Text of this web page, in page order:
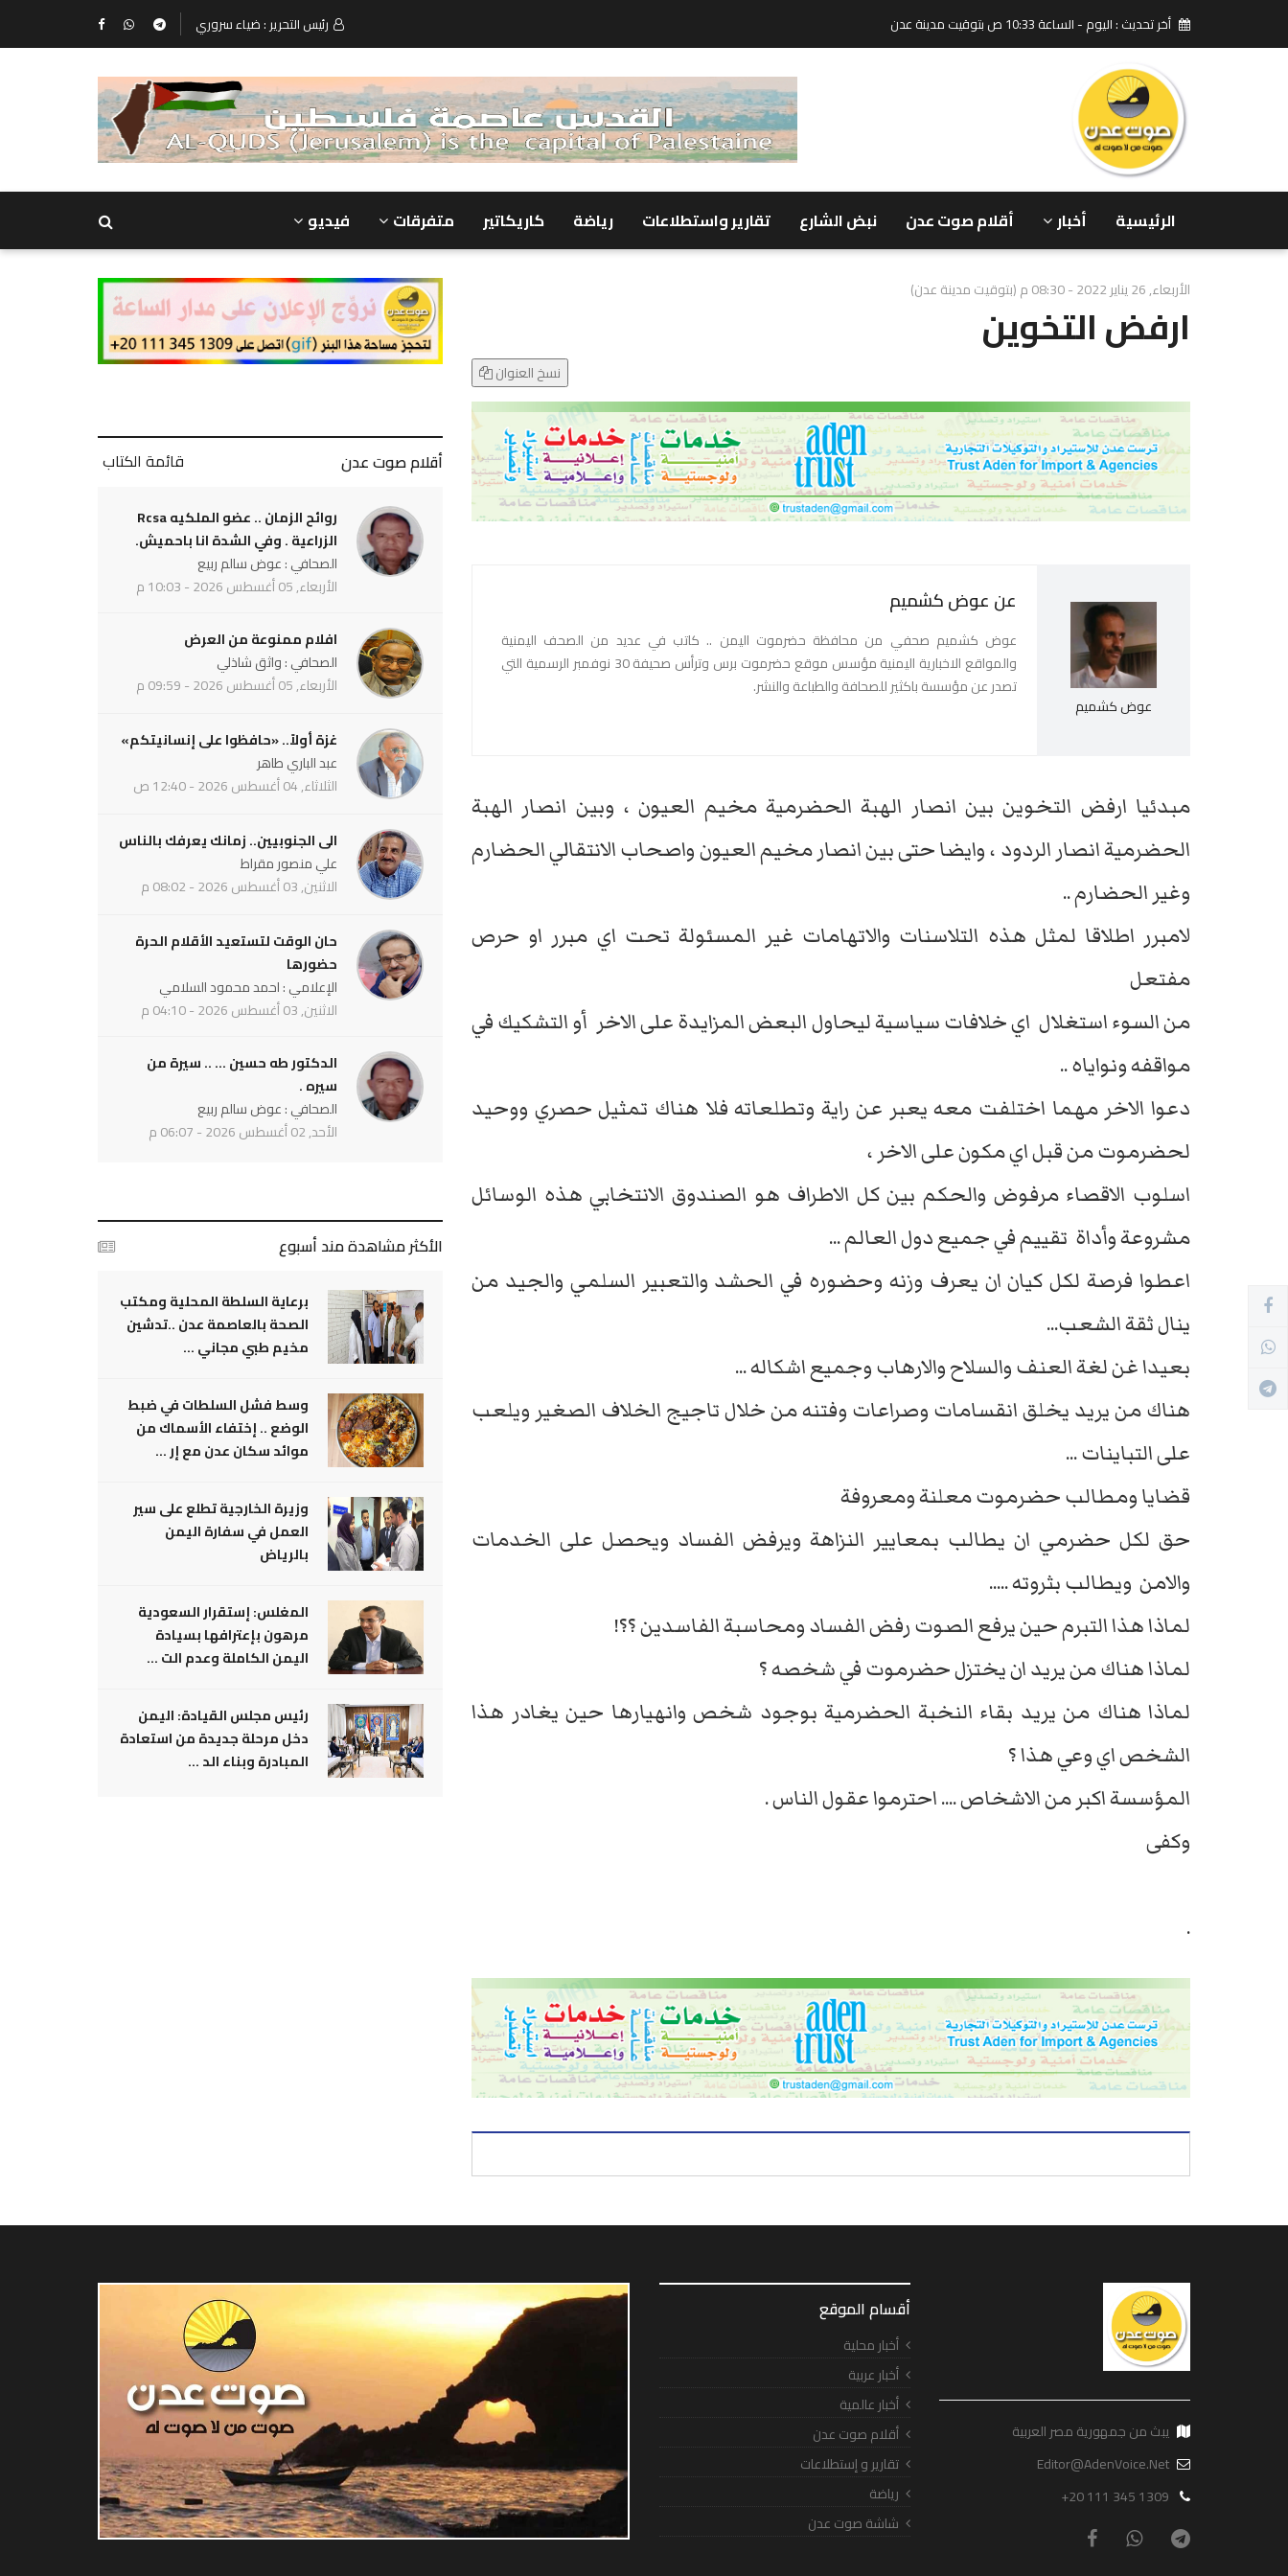
أخر تحديث : اليوم - الساعة 10:33 ص بتوقيت مدينة عدن رئيس التحرير : ضياء سروري
الرئيسية أخبار أقلام صوت عدن نبض الشارع تقارير واستطلاعات رياضة كاريكاتير متفرقات فيديو
الأربعاء, 26 يناير 2022 - 08:30 م (بتوقيت مدينة عدن)
ارفض التخوين
نسخ العنوان
عوض كشميم
عن عوض كشميم
عوض كشميم صحفي من محافظة حضرموت اليمن .. كاتب في عديد من الصحف اليمنية
والمواقع الاخبارية اليمنية مؤسس موقع حضرموت برس وترأس صحيفة 30 نوفمبر الرسمية التي
تصدر عن مؤسسة باكثير للصحافة والطباعة والنشر.
مبدئيا ارفض التخوين بين انصار الهبة الحضرمية مخيم العيون ، وبين انصار الهبة
الحضرمية انصار الردود ، وايضا حتى بين انصار مخيم العيون واصحاب الانتقالي الحضارم
وغير الحضارم ..
لامبرر اطلاقا لمثل هذه التلاسنات والاتهامات غير المسئولة تحت اي مبرر او حرص
مفتعل
من السوء استغلال اي خلافات سياسية ليحاول البعض المزايدة على الاخر أو التشكيك في
مواقفه ونواياه ..
دعوا الاخر مهما اختلفت معه يعبر عن راية وتطلعاته فلا هناك تمثيل حصري ووحيد
لحضرموت من قبل اي مكون على الاخر ،
اسلوب الاقصاء مرفوض والحكم بين كل الاطراف هو الصندوق الانتخابي هذه الوسائل
مشروعة وأداة تقييم في جميع دول العالم ...
اعطوا فرصة لكل كيان ان يعرف وزنه وحضوره في الحشد والتعبير السلمي والجيد من
ينال ثقة الشعب...
بعيدا غن لغة العنف والسلاح والارهاب وجميع اشكاله ...
هناك من يريد يخلق انقسامات وصراعات وفتنه من خلال تاجيج الخلاف الصغير ويلعب
على التباينات ...
قضايا ومطالب حضرموت معلنة ومعروفة
حق لكل حضرمي ان يطالب بمعايير النزاهة ويرفض الفساد ويحصل على الخدمات
والامن ويطالب بثروته .....
لماذا هذا التبرم حين يرفع الصوت رفض الفساد ومحاسبة الفاسدين ؟؟!
لماذا هناك من يريد ان يختزل حضرموت في شخصه ؟
لماذا هناك من يريد بقاء النخبة الحضرمية بوجود شخص وانهيارها حين يغادر هذا
الشخص اي وعي هذا ؟
المؤسسة اكبر من الاشخاص .... احترموا عقول الناس .
وكفى
.
أقلام صوت عدن قائمة الكتاب
روائح الزمان .. عضو الملكيه Rcsa
الزراعية . وفي الشدة انا باحميش.
الصحافي : عوض سالم ربيع
الأربعاء, 05 أغسطس 2026 - 10:03 م
افلام ممنوعة من العرض
الصحافي : واثق شاذلي
الأربعاء, 05 أغسطس 2026 - 09:59 م
غزة أولاً.. «حافظوا على إنسانيتكم»
عبد الباري طاهر
الثلاثاء, 04 أغسطس 2026 - 12:40 ص
الى الجنوبيين.. زمانك يعرفك بالناس
علي منصور مقراط
الاثنين, 03 أغسطس 2026 - 08:02 م
حان الوقت لتستعيد الأقلام الحرة
حضورها
الإعلامي : احمد محمود السلامي
الاثنين, 03 أغسطس 2026 - 04:10 م
الدكتور طه حسين ... .. سيرة من
سيره .
الصحافي : عوض سالم ربيع
الأحد, 02 أغسطس 2026 - 06:07 م
الأكثر مشاهدة مند أسبوع
برعاية السلطة المحلية ومكتب
الصحة بالعاصمة عدن ..تدشين
مخيم طبي مجاني ...
وسط فشل السلطات في ضبط
الوضع .. إختفاء الأسماك من
موائد سكان عدن مع إر ...
وزيرة الخارجية تطلع على سير
العمل في سفارة اليمن
بالرياض
المغلس: إستقرار السعودية
مرهون بإعترافها بسيادة
اليمن الكاملة وعدم الت ...
رئيس مجلس القيادة: اليمن
دخل مرحلة جديدة من استعادة
المبادرة وبناء الد ...
يبث من جمهورية مصر العربية
Editor@AdenVoice.Net
+20 111 345 1309
أقسام الموقع
أخبار محلية
أخبار عربية
أخبار عالمية
أقلام صوت عدن
تقارير و إستطلاعات
رياضة
شاشة صوت عدن